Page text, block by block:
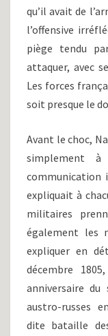
qu’il avait de
l’offensive
piège tendu
attaquer, avec
Les forces
soit presque le
Avant le choc,
simplement
communication
expliquait à
militaires
également les
expliquer en
décembre
anniversaire
austro-russes
dite bataille